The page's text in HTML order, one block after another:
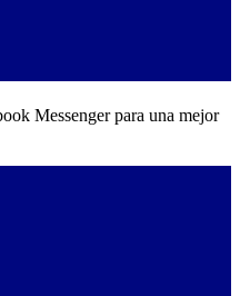
Messenger para una mejor